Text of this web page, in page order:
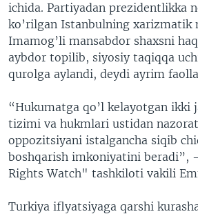
ichida. Partiyadan prezidentlikka
ko’rilgan Istanbulning xarizmatik
Imamog’li mansabdor shaxsni
aybdor topilib, siyosiy taqiqqa
qurolga aylandi, deydi ayrim
“Hukumatga qo’l kelayotgan ikki
tizimi va hukmlari ustidan
oppozitsiyani istalgancha siqib
boshqarish imkoniyatini beradi”,
Rights Watch" tashkiloti vakili
Turkiya iflyatsiyaga qarshi